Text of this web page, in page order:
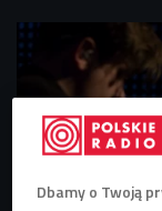
Dbamy o Twoją